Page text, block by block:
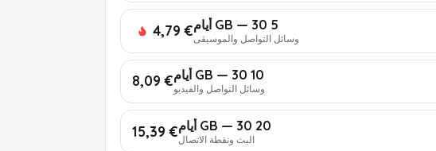
5 GB — 30 أيام
وسائل التواصل والموسيقى€ 4,79
10 GB — 30 أيام
وسائل التواصل والفيديو€ 8,09
20 GB — 30 أيام
البث ونقطة الاتصال€ 15,39